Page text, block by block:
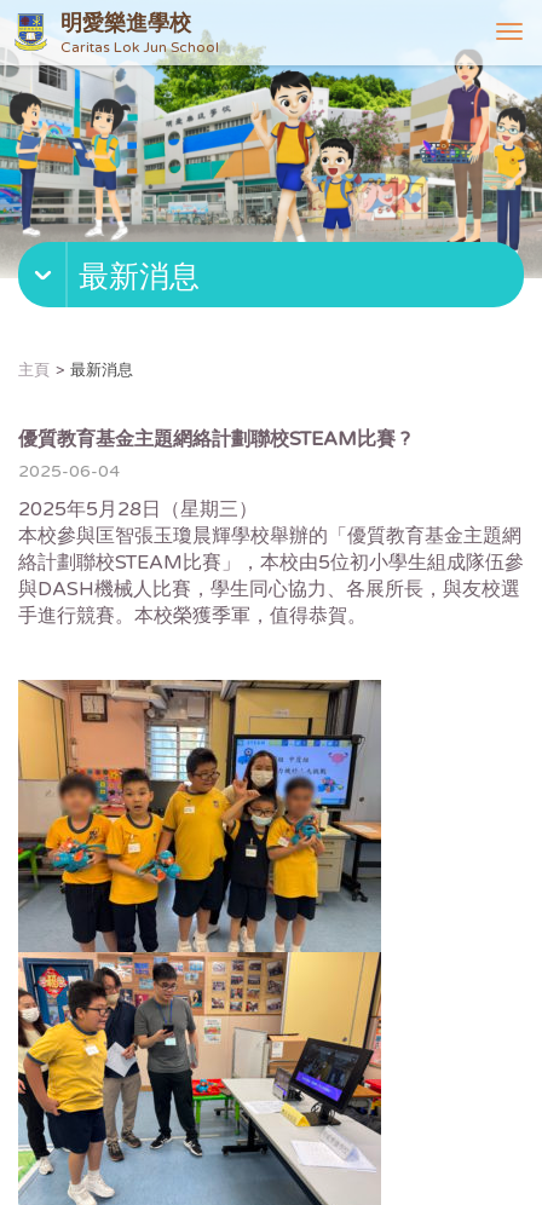
明愛樂進學校
Caritas Lok Jun School
T
o
g
g
l
e
n
v
g
最新消息
主頁 最新消息
優質教育基金主題網絡計劃聯校STEAM比賽 ?
2025-06-04
2025年5月28日（星期三）
本校參與匡智張玉瓊晨輝學校舉辦的「優質教育基金主題網
絡計劃聯校STEAM比賽」，本校由5位初小學生組成隊伍參
與DASH機械人比賽，學生同心協力、各展所長，與友校選
手進行競賽。本校榮獲季軍，值得恭賀。